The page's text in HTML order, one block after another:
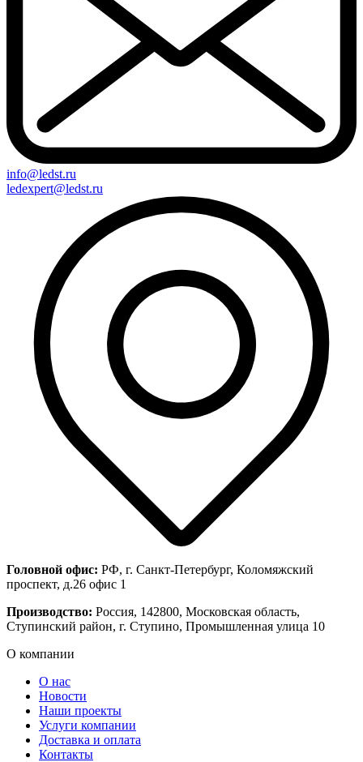
info@ledst.ru
ledexpert@ledst.ru
Головной офис: РФ, г. Санкт-Петербург, Коломяжский
проспект, д.26 офис 1
Производство: Россия, 142800, Московская область,
Ступинский район, г. Ступино, Промышленная улица 10
О компании
О нас
Новости
Наши проекты
Услуги компании
Доставка и оплата
Контакты